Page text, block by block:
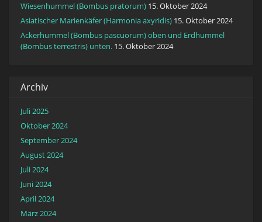
Wiesenhummel (Bombus pratorum) 15. Oktober 2024
Asiatischer Marienkäfer (Harmonia axyridis) 15. Oktober 2024
Ackerhummel (Bombus pascuorum) oben und Erdhummel
(Bombus terrestris) unten. 15. Oktober 2024
Archiv
Juli 2025
Oktober 2024
September 2024
August 2024
Juli 2024
Juni 2024
April 2024
März 2024